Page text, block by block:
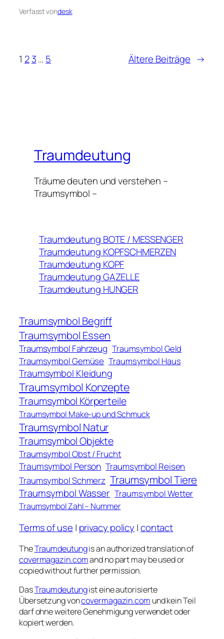
Verfasst vondesk
1 2 3… 5 Ältere Beiträge →
Traumdeutung
Träume deuten und verstehen –
Traumsymbol –
Traumdeutung BOTE / MESSENGER
Traumdeutung KOPFSCHMERZEN
Traumdeutung KOPF
Traumdeutung GAZELLE
Traumdeutung HUNGER
Traumsymbol Begriff
Traumsymbol Essen
Traumsymbol Fahrzeug Traumsymbol Geld
Traumsymbol Gemüse Traumsymbol Haus
Traumsymbol Kleidung
Traumsymbol Konzepte
Traumsymbol Körperteile
Traumsymbol Make-up und Schmuck
Traumsymbol Natur
Traumsymbol Objekte
Traumsymbol Obst / Frucht
Traumsymbol Person Traumsymbol Reisen
Traumsymbol Schmerz Traumsymbol Tiere
Traumsymbol Wasser Traumsymbol Wetter
Traumsymbol Zahl – Nummer
Terms of use | privacy policy |contact
TheTraumdeutungis an authorized translation of
covermagazin.comand no part may be used or
copied without further permission.
DasTraumdeutungist eine autorisierte
Übersetzung voncovermagazin.com und kein Teil
darf ohne weitere Genehmigung verwendet oder
kopiert werden.